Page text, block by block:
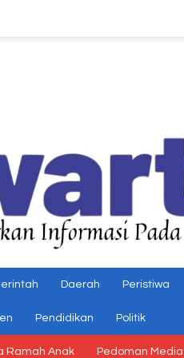
Daerah Peristiwa
Pendidikan Politik
Ramah Anak Pedoman Media